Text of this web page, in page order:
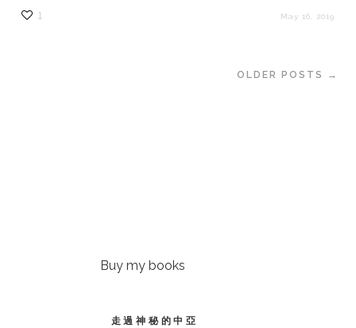
1 May 16, 2019
OLDER POSTS →
Buy my books
走過神秘的中亞